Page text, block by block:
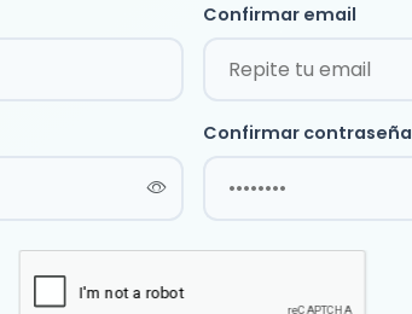
Confirmar email
Confirmar contraseña